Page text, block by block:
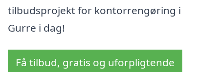
tilbudsprojekt for kontorrengøring i
Gurre i dag!
Få tilbud, gratis og uforpligtende